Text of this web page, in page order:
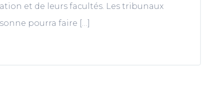
et de leurs facultés. Les tribunaux
pourra faire […]